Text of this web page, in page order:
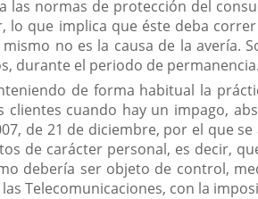
las normas de protección del
que implica que éste deba
no es la causa de la avería.
durante el periodo de permanencia.
de forma habitual la
cuando hay un impago,
de 21 de diciembre, por el que
de carácter personal, es decir,
debería ser objeto de control,
Telecomunicaciones, con la